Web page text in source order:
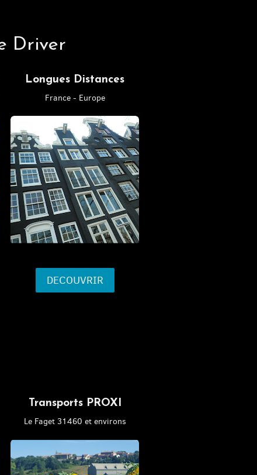
Driver
Longues Distances
France - Europe
DECOUVRIR
Transports PROXI
Le Faget 31460 et environs